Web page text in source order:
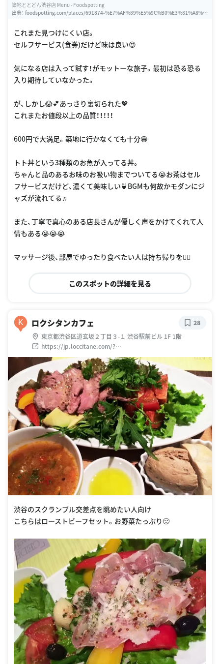
築地ととどん渋谷店 Menu - Foodspotting
出典： foodspotting.com/places/691874-%E7%AF%89%E5%9C%B0%E3%81%A8%E
これまた見つけにくい店。
セルフサービス(食券)だけど味は良い😍
気になる店は入って試す！がモットーな旅子。最初は恐る恐る
入り期待していなかった。
が、しかし😱💕あっさり裏切られた💖
これまたお値段以上の品質！！！！！
600円で大満足。築地に行かなくても十分😁
トト丼という3種類のお魚が入ってる丼。
ちゃんと品のあるお味のお吸い物までついてる😭お茶はセル
フサービスだけど、濃くて美味しい🍵BGMも何故かモダンにジ
ャズが流れてる♬
また、丁寧で真心のある店長さんが優しく声をかけてくれて人
情もある😭😭😭
マッサージ後、部屋でゆったり食べたい人は持ち帰りを👍🏻
このスポットの詳細を見る
K ロクシタンカフェ
東京都渋谷区道玄坂２丁目３-１ 渋谷駅前ビル 1F 1階
https://jp.loccitane.com/?
a=969894&y_source=1_MTQ0MTg5MzQtNzE1LWxvY2F0aW
9uLndlYnNpdGU=
28
渋谷のスクランブル交差点を眺めたい人向け
こちらはローストビーフセット。お野菜たっぷり🙂